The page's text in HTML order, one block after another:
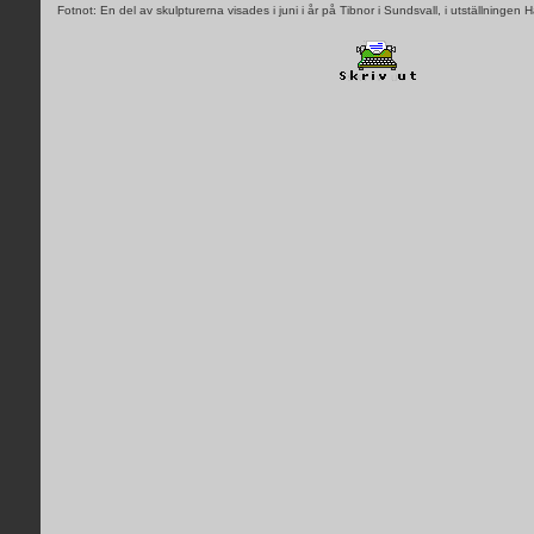
Fotnot: En del av skulpturerna visades i juni i år på Tibnor i Sundsvall, i utställningen